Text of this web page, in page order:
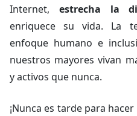
Internet, estrecha la
enriquece su vida. La
enfoque humano e
nuestros mayores vivan
y activos que nunca.
¡Nunca es tarde para